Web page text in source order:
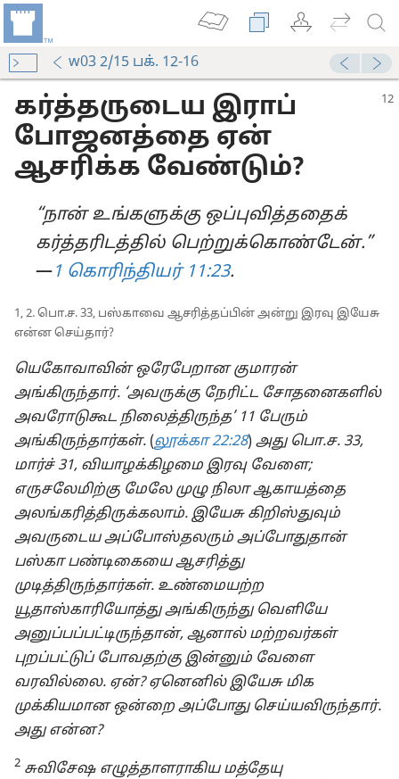
w03 2/15 பக். 12-16
கர்த்தருடைய இராப்
போஜனத்தை ஏன்
ஆசரிக்க வேண்டும்?
“நான் உங்களுக்கு ஒப்புவித்ததைக்
கர்த்தரிடத்தில் பெற்றுக்கொண்டேன்.”
—⁠1 கொரிந்தியர் 11:23.
1, 2. பொ.ச. 33, பஸ்காவை ஆசரித்தப்பின் அன்று இரவு இயேசு
என்ன செய்தார்?
யெகோவாவின் ஒரேபேறான குமாரன்
அங்கிருந்தார். ‘அவருக்கு நேரிட்ட சோதனைகளில்
அவரோடுகூட நிலைத்திருந்த’ 11 பேரும்
அங்கிருந்தார்கள். (லூக்கா 22:28) அது பொ.ச. 33,
மார்ச் 31, வியாழக்கிழமை இரவு வேளை;
எருசலேமிற்கு மேலே முழு நிலா ஆகாயத்தை
அலங்கரித்திருக்கலாம். இயேசு கிறிஸ்துவும்
அவருடைய அப்போஸ்தலரும் அப்போதுதான்
பஸ்கா பண்டிகையை ஆசரித்து
முடித்திருந்தார்கள். உண்மையற்ற
யூதாஸ்காரியோத்து அங்கிருந்து வெளியே
அனுப்பப்பட்டிருந்தான், ஆனால் மற்றவர்கள்
புறப்பட்டுப் போவதற்கு இன்னும் வேளை
வரவில்லை. ஏன்? ஏனெனில் இயேசு மிக
முக்கியமான ஒன்றை அப்போது செய்யவிருந்தார்.
அது என்ன?
2 சுவிசேஷ எழுத்தாளராகிய மத்தேயு